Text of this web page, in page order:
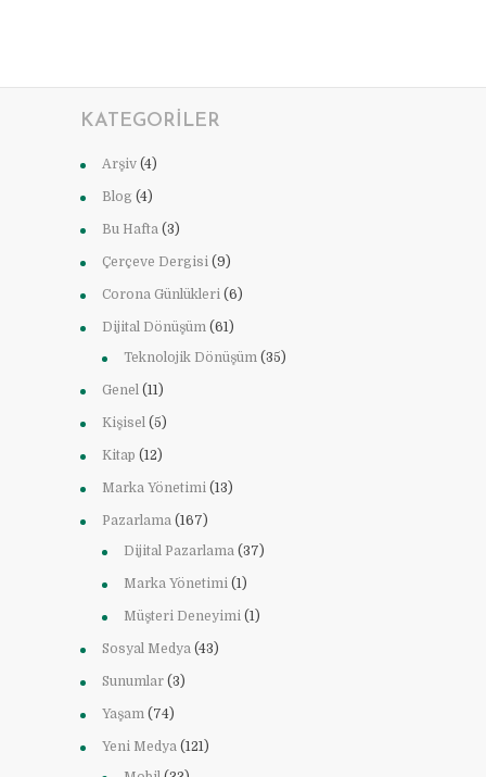
KATEGORILER
Arşiv (4)
Blog (4)
Bu Hafta (3)
Çerçeve Dergisi (9)
Corona Günlükleri (6)
Dijital Dönüşüm (61)
Teknolojik Dönüşüm (35)
Genel (11)
Kişisel (5)
Kitap (12)
Marka Yönetimi (13)
Pazarlama (167)
Dijital Pazarlama (37)
Marka Yönetimi (1)
Müşteri Deneyimi (1)
Sosyal Medya (43)
Sunumlar (3)
Yaşam (74)
Yeni Medya (121)